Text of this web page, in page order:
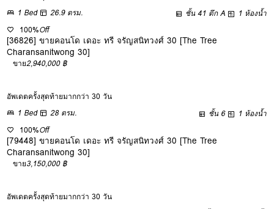
1 Bed
26.9 ตรม. ชั้น 41 ตึก A
1 ห้องน้ำ
100%Off
[36826] ขายคอนโด เดอะ ทรี จรัญสนิทวงศ์ 30 [The Tree
Charansanitwong 30]
ขาย2,940,000 ฿
อัพเดตครั้งสุดท้ายมากกว่า 30 วัน
1 Bed
28 ตรม. ชั้น 6
1 ห้องน้ำ
100%Off
[79448] ขายคอนโด เดอะ ทรี จรัญสนิทวงศ์ 30 [The Tree
Charansanitwong 30]
ขาย3,150,000 ฿
อัพเดตครั้งสุดท้ายมากกว่า 30 วัน